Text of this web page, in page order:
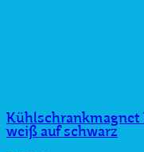
Kühlschrankmagnet
weiß auf schwarz